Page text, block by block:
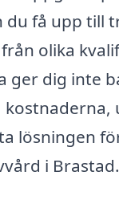
du få upp till
olika
ger dig inte
lösningen
i Brastad.